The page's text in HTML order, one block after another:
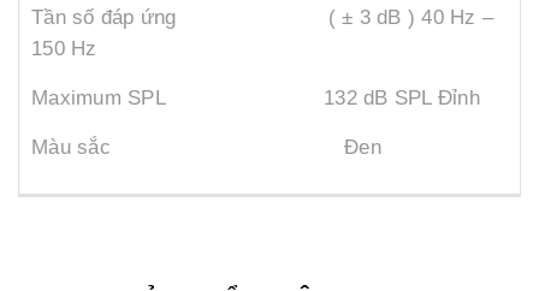
Tần số đáp ứng ( ± 3 dB ) 40 Hz –
150 Hz
Maximum SPL 132 dB SPL Đỉnh
Màu sắc Đen